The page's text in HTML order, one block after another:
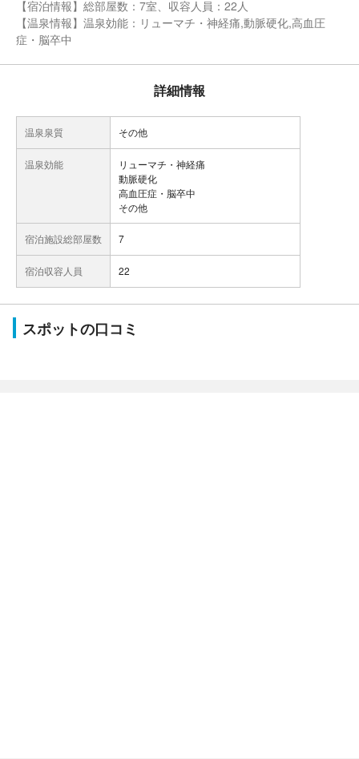
【宿泊情報】総部屋数：7室、収容人員：22人
【温泉情報】温泉効能：リューマチ・神経痛,動脈硬化,高血圧
症・脳卒中
詳細情報
温泉泉質 その他
温泉効能
リューマチ・神経痛
動脈硬化
高血圧症・脳卒中
その他
宿泊施設総部屋数 7
宿泊収容人員 22
スポットの口コミ